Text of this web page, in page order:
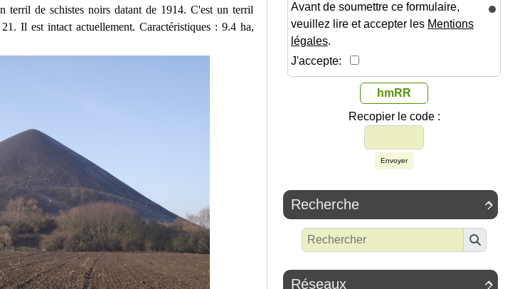
de schistes noirs datant de 1914. C'est un terril
Il est intact actuellement. Caractéristiques : 9.4 ha,
Avant de soumettre ce formulaire,
veuillez lire et accepter les Mentions
légales.
J'accepte:
hmRR
Recopier le code :
Envoyer

Recherche

Réseaux